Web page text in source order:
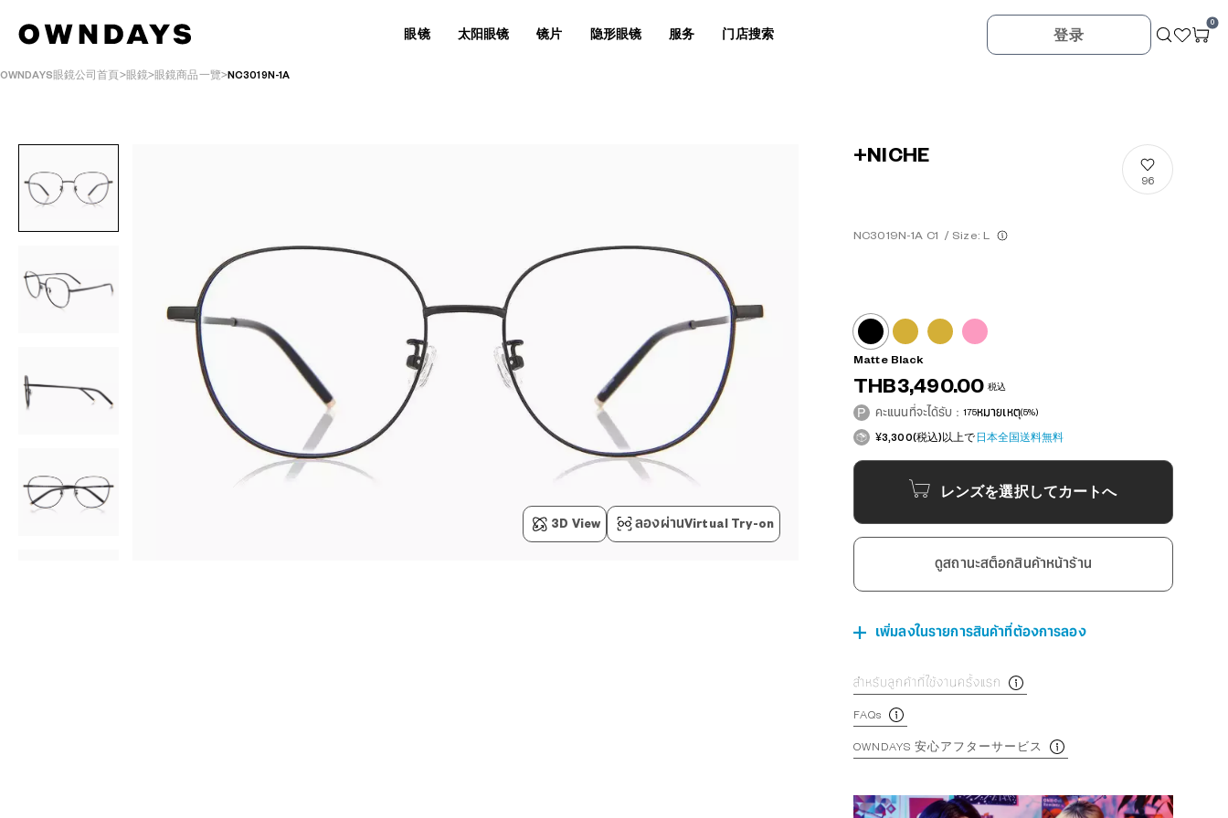
眼镜 太阳眼镜 镜片 隐形眼镜 服务 门店搜索 登录
0
OWNDAYS眼鏡公司首頁 眼鏡 眼鏡商品一覽 NC3019N-1A
3D View ลองผ่านVirtual Try-on
+NICHE
NC3019N-1A C1 / Size: L
96
Matte Black
THB3,490.00 税込
คะแนนที่จะได้รับ：175หมายเหตุ(5%)
¥3,300(税込)以上で 日本全国送料無料
レンズを選択してカートへ
ดูสถานะสต็อกสินค้าหน้าร้าน
เพิ่มลงในรายการสินค้าที่ต้องการลอง
สำหรับลูกค้าที่ใช้งานครั้งแรก
FAQs
OWNDAYS 安心アフターサービス